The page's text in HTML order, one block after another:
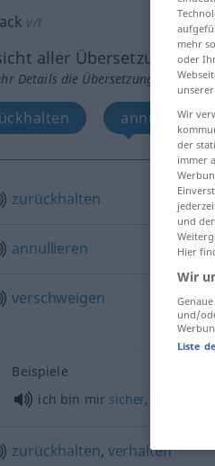
v/t
aller Übersetzungen
Details die Übersetzung
annullieren
zurückhalten
annullieren
verschweigen
Beispiele
ich bin mir sicher, dass er
zurückhalten, verhalten
mehr
oder
Wir
der
immer
und
Hier
Wir
und/
Liste